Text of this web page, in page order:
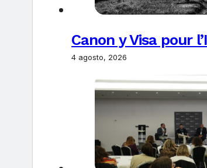
Canon y Visa pour
4 agosto, 2026